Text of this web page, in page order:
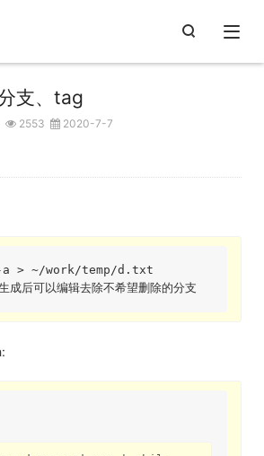
支、tag
2553 2020-7-7
> ~/work/temp/d.txt
成后可以编辑去除不希望删除的分支